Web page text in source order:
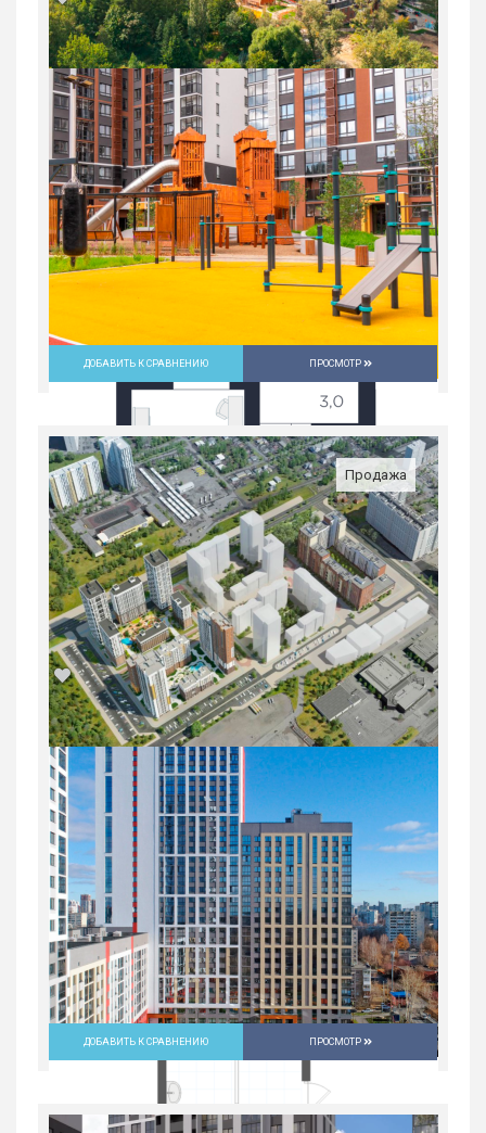
1-комн. квартира в Юго-Западном мкр
в ЖК...
Россия, Свердловская область,
Екатеринбург
7 096 500 руб.
1 31/31 35.1 м2
1-комн. квартира в ЖК «Ботаника
LIFE»
Россия, Свердловская область,
Екатеринбург
8 713 800 руб.
1 25/25 37.4 м 2
ДОБАВИТЬ К СРАВНЕНИЮ ПРОСМОТР
Продажа
ДОБАВИТЬ К СРАВНЕНИЮ ПРОСМОТР